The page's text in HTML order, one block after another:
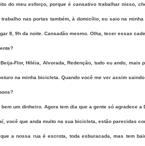
do meu esforço, porque é cansativo trabalhar nisso,
nas portas também, à domicílio, eu saio na
8, 9h da noite. Cansadão mesmo. Olha, tecer essas
Flor, Hiléia, Alvorada, Redenção, tudo eu ando, mais
na minha bicicleta. Quando você me ver assim
um dinheiro. Agora tem dia que a gente só agradece
você que anda muito na sua bicicleta, estão parecidas
a nossa rua é escrota, toda esburacada, mas tem